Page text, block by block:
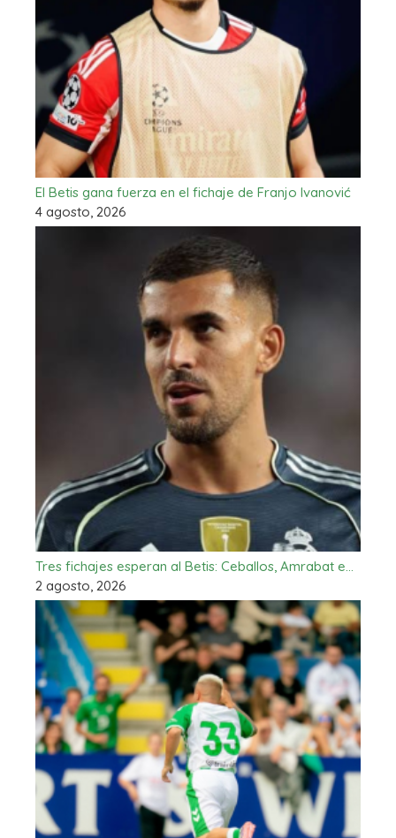
El Betis gana fuerza en el fichaje de Franjo Ivanović
4 agosto, 2026
Tres fichajes esperan al Betis: Ceballos, Amrabat e…
2 agosto, 2026